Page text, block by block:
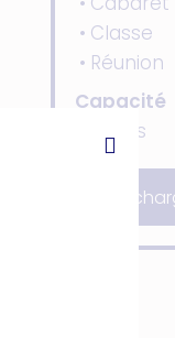
Classe
Réunion
Capacité
35 pers